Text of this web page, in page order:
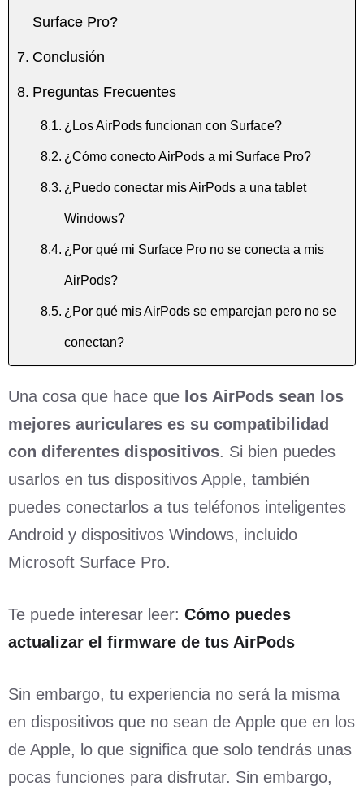
Surface Pro?
Conclusión
Preguntas Frecuentes
¿Los AirPods funcionan con Surface?
¿Cómo conecto AirPods a mi Surface Pro?
¿Puedo conectar mis AirPods a una tablet
Windows?
¿Por qué mi Surface Pro no se conecta a mis
AirPods?
¿Por qué mis AirPods se emparejan pero no se
conectan?
Una cosa que hace que los AirPods sean los
mejores auriculares es su compatibilidad
con diferentes dispositivos. Si bien puedes
usarlos en tus dispositivos Apple, también
puedes conectarlos a tus teléfonos inteligentes
Android y dispositivos Windows, incluido
Microsoft Surface Pro.
Te puede interesar leer: Cómo puedes
actualizar el firmware de tus AirPods
Sin embargo, tu experiencia no será la misma
en dispositivos que no sean de Apple que en los
de Apple, lo que significa que solo tendrás unas
pocas funciones para disfrutar. Sin embargo,